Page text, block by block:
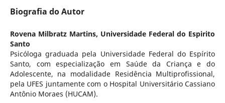
Biografia do Autor
Rovena Milbratz Martins, Universidade Federal do Espirito
Santo
Psicóloga graduada pela Universidade Federal do Espírito
Santo, com especialização em Saúde da Criança e do
Adolescente, na modalidade Residência Multiprofissional,
pela UFES juntamente com o Hospital Universitário Cassiano
Antônio Moraes (HUCAM).